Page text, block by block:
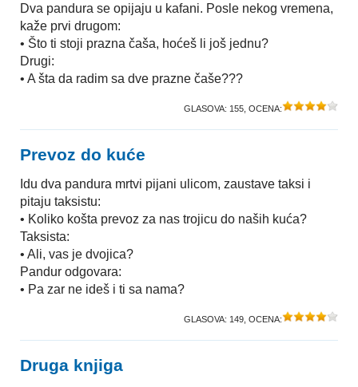
Dva pandura se opijaju u kafani. Posle nekog vremena,
kaže prvi drugom:
• Što ti stoji prazna čaša, hoćeš li još jednu?
Drugi:
• A šta da radim sa dve prazne čaše???
GLASOVA: 155 , OCENA:
Prevoz do kuće
Idu dva pandura mrtvi pijani ulicom, zaustave taksi i
pitaju taksistu:
• Koliko košta prevoz za nas trojicu do naših kuća?
Taksista:
• Ali, vas je dvojica?
Pandur odgovara:
• Pa zar ne ideš i ti sa nama?
GLASOVA: 149 , OCENA:
Druga knjiga